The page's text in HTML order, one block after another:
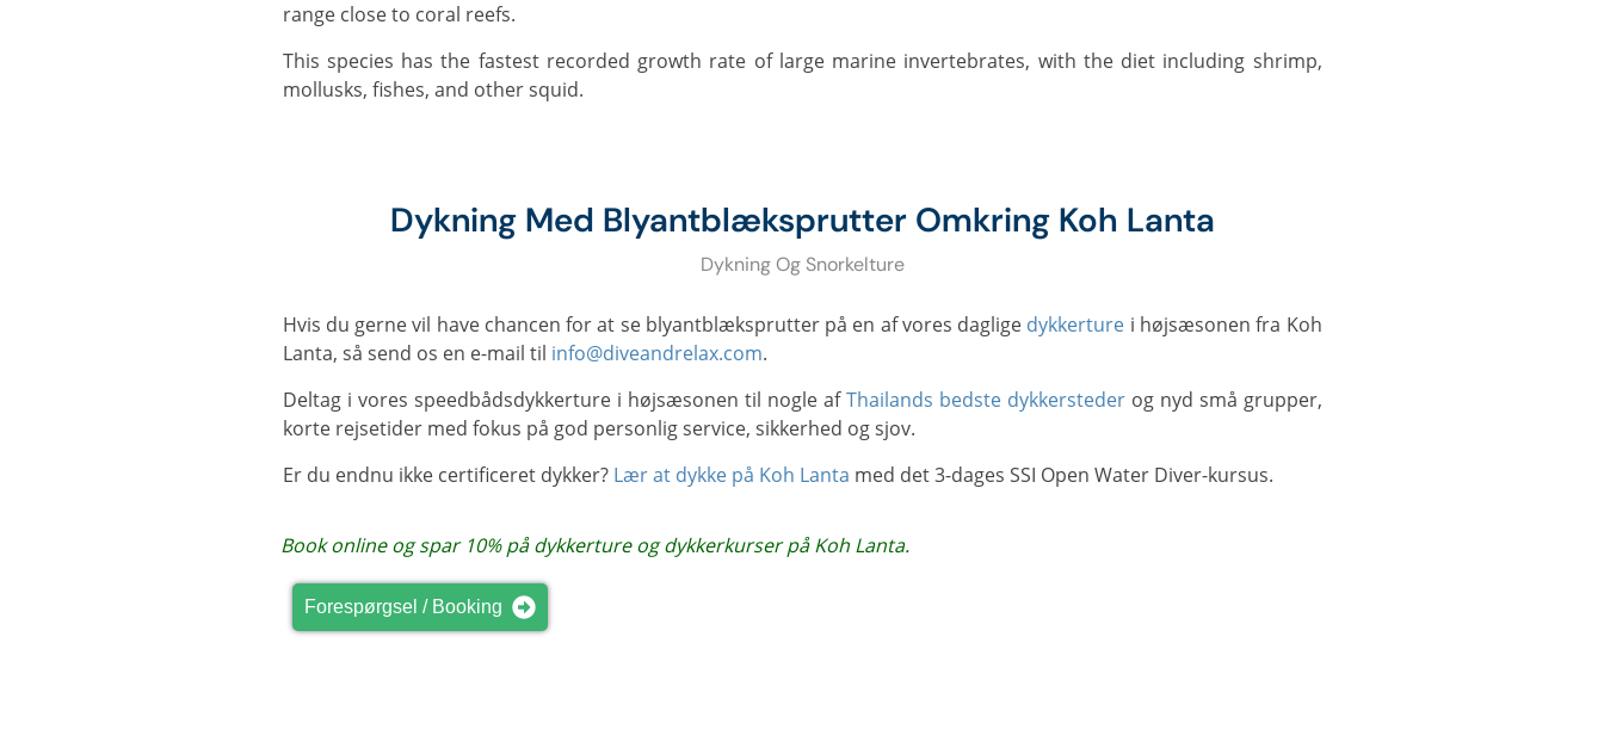
range close to coral reefs.
This species has the fastest recorded growth rate of large marine invertebrates, with the diet including shrimp,
mollusks, fishes, and other squid.
Dykning Med Blyantblæksprutter Omkring Koh Lanta
Dykning Og Snorkelture
Hvis du gerne vil have chancen for at se blyantblæksprutter på en af vores daglige dykkerture i højsæsonen fra Koh
Lanta, så send os en e-mail til info@diveandrelax.com.
Deltag i vores speedbådsdykkerture i højsæsonen til nogle afThailands bedste dykkerstederog nyd små grupper,
korte rejsetider med fokus på god personlig service, sikkerhed og sjov.
Er du endnu ikke certificeret dykker? Lær at dykke på Koh Lanta med det 3-dages SSI Open Water Diver-kursus.
Book online og spar 10% på dykkerture og dykkerkurser på Koh Lanta.
Forespørgsel / Booking